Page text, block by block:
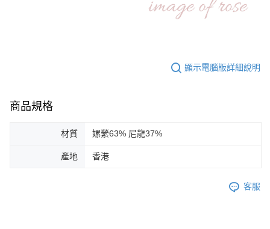
顯示電腦版詳細說明
商品規格
材質 嫘縈63% 尼龍37%
產地 香港
客服